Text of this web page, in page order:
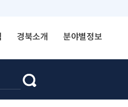
경북소개 분야별정보